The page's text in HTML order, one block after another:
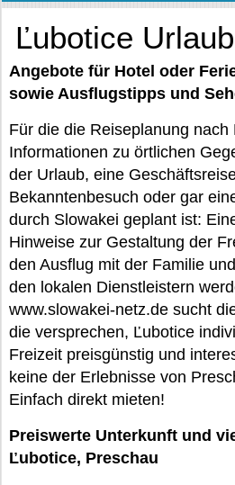
Ľubotice Urlaub
Angebote für Hotel oder
sowie Ausflugstipps und
Für die die Reiseplanung nach
Informationen zu örtlichen
der Urlaub, eine
Bekanntenbesuch oder gar
durch Slowakei geplant ist:
Hinweise zur Gestaltung der
den Ausflug mit der Familie
den lokalen Dienstleistern
www.slowakei-netz.de sucht
die versprechen, Ľubotice
Freizeit preisgünstig und
keine der Erlebnisse von
Einfach direkt mieten!
Preiswerte Unterkunft und
Ľubotice, Preschau